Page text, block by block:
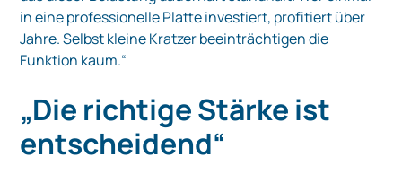
in eine professionelle Platte investiert, profitiert über
Jahre. Selbst kleine Kratzer beeinträchtigen die
Funktion kaum.“
„Die richtige Stärke ist
entscheidend“